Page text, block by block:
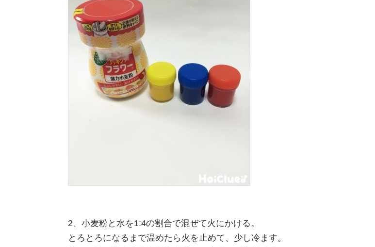
2、小麦粉と水を1:4の割合で混ぜて火にかける。
とろとろになるまで温めたら火を止めて、少し冷ます。